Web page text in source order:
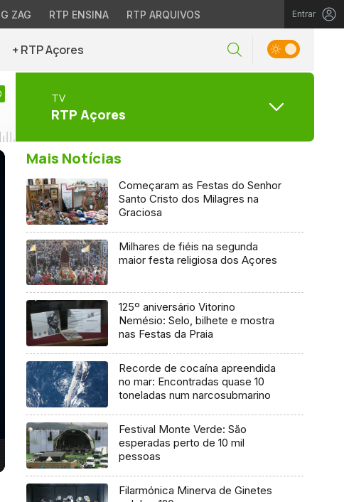
ZAG RTP ENSINA RTP ARQUIVOS Entrar
+ RTP Açores
TV
RTP Açores
Mais Notícias
Começaram as Festas do Senhor
Santo Cristo dos Milagres na
Graciosa
Milhares de fiéis na segunda
maior festa religiosa dos Açores
125º aniversário Vitorino
Nemésio: Selo, bilhete e mostra
nas Festas da Praia
Recorde de cocaína apreendida
no mar: Encontradas quase 10
toneladas num narcosubmarino
Festival Monte Verde: São
esperadas perto de 10 mil
pessoas
Filarmónica Minerva de Ginetes